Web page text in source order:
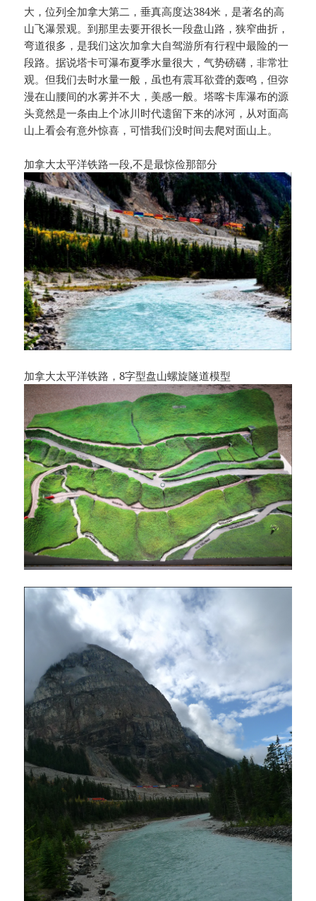
大，位列全加拿大第二，垂真高度达384米，是著名的高
山飞瀑景观。到那里去要开很长一段盘山路，狭窄曲折，
弯道很多，是我们这次加拿大自驾游所有行程中最险的一
段路。据说塔卡可瀑布夏季水量很大，气势磅礴，非常壮
观。但我们去时水量一般，虽也有震耳欲聋的轰鸣，但弥
漫在山腰间的水雾并不大，美感一般。塔喀卡库瀑布的源
头竟然是一条由上个冰川时代遗留下来的冰河，从对面高
山上看会有意外惊喜，可惜我们没时间去爬对面山上。
加拿大太平洋铁路一段,不是最惊俭那部分
加拿大太平洋铁路，8字型盘山螺旋隧道模型